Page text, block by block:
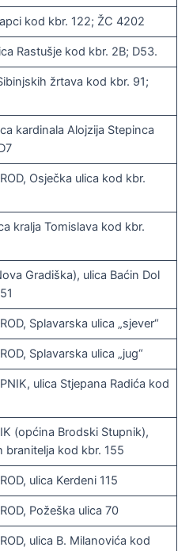
kod kbr. 122; ŽC 4202
Rastušje kod kbr. 2B; D53.
žrtava kod kbr. 91;
kardinala Alojzija Stepinca
Osječka ulica kod kbr.
kralja Tomislava kod kbr.
Gradiška), ulica Baćin Dol
Splavarska ulica „sjever“
Splavarska ulica „jug“
ulica Stjepana Radića kod
(općina Brodski Stupnik),
branitelja kod kbr. 155
ulica Kerdeni 115
Požeška ulica 70
ulica B. Milanovića kod